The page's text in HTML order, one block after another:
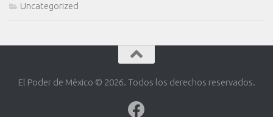
Uncategorized
El Poder de México © 2026. Todos los derechos reservados.